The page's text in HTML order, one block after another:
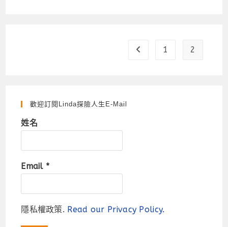
Go to the previous page
1 2
歡迎訂閱Linda探險人生e-Mail
姓名
Email *
隱私權政策. Read our Privacy Policy.